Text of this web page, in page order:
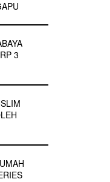
3